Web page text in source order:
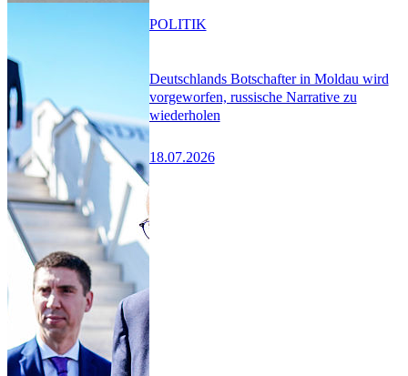
Deutschlands Botschafter in Moldau wird
vorgeworfen, russische Narrative zu
wiederholen
18.07.2026
POLITIK